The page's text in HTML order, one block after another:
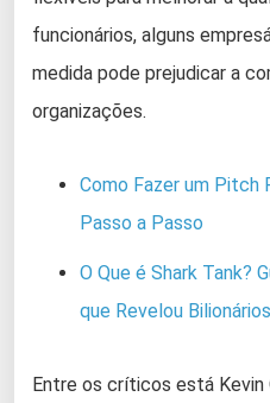
funcionários, alguns
medida pode prejudicar a
organizações.
Como Fazer um Pitch
Passo a Passo
O Que é Shark Tank?
que Revelou Bilionários
Entre os críticos está Kevin